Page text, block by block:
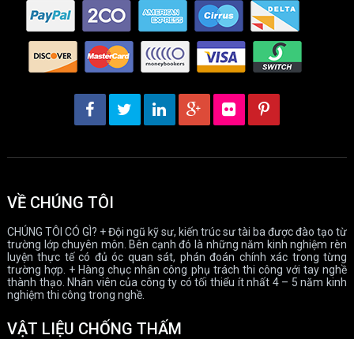
VỀ CHÚNG TÔI
CHÚNG TÔI CÓ GÌ? + Đội ngũ kỹ sư, kiến trúc sư tài ba được đào tạo từ
trường lớp chuyên môn. Bên cạnh đó là những năm kinh nghiệm rèn
luyện thực tế có đủ óc quan sát, phán đoán chính xác trong từng
trường hợp. + Hàng chục nhân công phụ trách thi công với tay nghề
thành thạo. Nhân viên của công ty có tối thiểu ít nhất 4 – 5 năm kinh
nghiệm thi công trong nghề.
VẬT LIỆU CHỐNG THẤM